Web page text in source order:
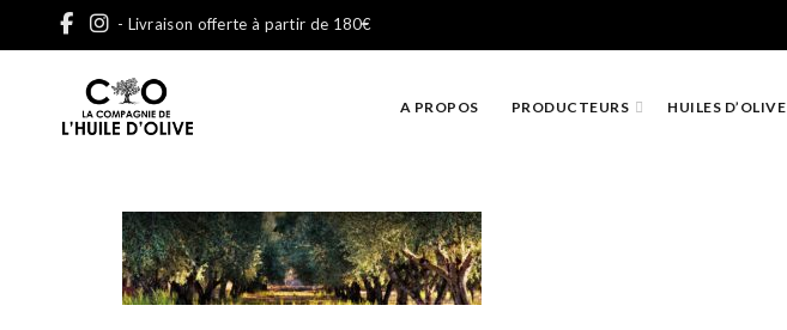
- Livraison offerte à partir de 180€
A PROPOS PRODUCTEURS HUILES D’OLIVE